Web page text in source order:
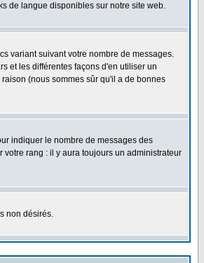
de langue disponibles sur notre site web.
variant suivant votre nombre de messages.
et les différentes façons d'en utiliser un
(nous sommes sûr qu'il a de bonnes
indiquer le nombre de messages des
rang : il y aura toujours un administrateur
non désirés.